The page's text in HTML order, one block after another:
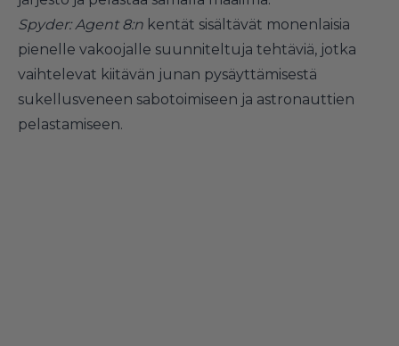
Spyder: Agent 8:n kentät sisältävät monenlaisia
pienelle vakoojalle suunniteltuja tehtäviä, jotka
vaihtelevat kiitävän junan pysäyttämisestä
sukellusveneen sabotoimiseen ja astronauttien
pelastamiseen.